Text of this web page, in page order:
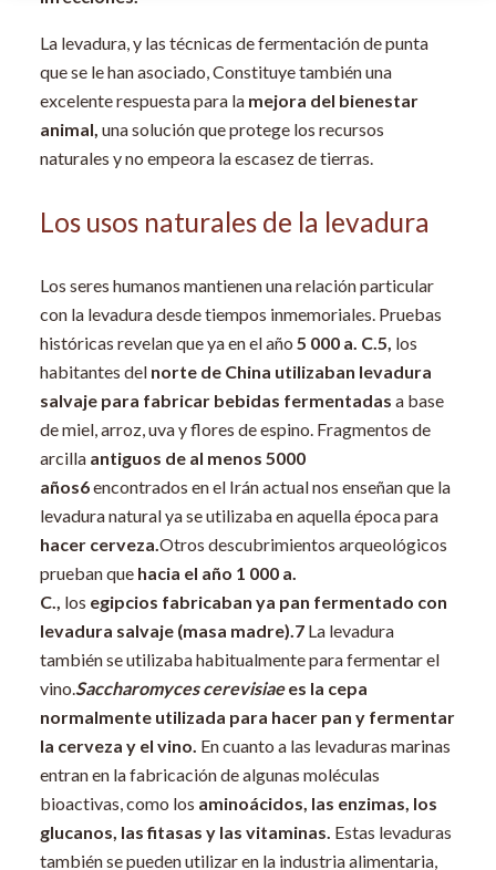
La levadura, y las técnicas de fermentación de punta
que se le han asociado, Constituye también una
excelente respuesta para la mejora del bienestar
animal, una solución que protege los recursos
naturales y no empeora la escasez de tierras.
Los usos naturales de la levadura
Los seres humanos mantienen una relación particular
con la levadura desde tiempos inmemoriales. Pruebas
históricas revelan que ya en el año 5 000 a. C. 5 los
habitantes del norte de China utilizaban levadura
salvaje para fabricar bebidas fermentadas a base
de miel, arroz, uva y flores de espino. Fragmentos de
arcilla antiguos de al menos 5000
años6encontrados en el Irán actual nos enseñan que la
levadura natural ya se utilizaba en aquella época para
hacer cerveza. Otros descubrimientos arqueológicos
prueban que hacia el año 1 000 a.
C., los egipcios fabricaban ya pan fermentado con
levadura salvaje (masa madre). 7La levadura
también se utilizaba habitualmente para fermentar el
vino. Saccharomyces cerevisiaees la cepa
normalmente utilizada para hacer pan y fermentar
la cerveza y el vino. En cuanto a las levaduras marinas
entran en la fabricación de algunas moléculas
bioactivas, como los aminoácidos, las enzimas, los
glucanos, las fitasas y las vitaminas. Estas levaduras
también se pueden utilizar en la industria alimentaria,